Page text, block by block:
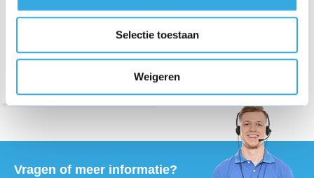
Selectie toestaan
Weigeren
€ 25,95
Vragen of meer informatie?